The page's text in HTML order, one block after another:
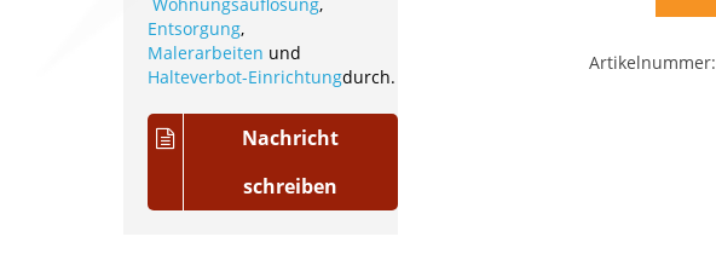
Artikelnummer:
Entsorgung,
Malerarbeiten und
Halteverbot-Einrichtungdurch.
Nachricht
schreiben